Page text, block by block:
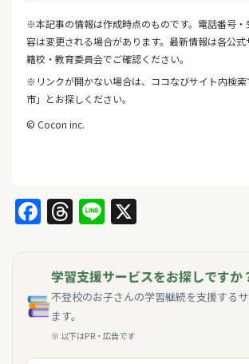
※本記事の情報は作成時点のものです。電話番号・
容は変更される場合があります。最新情報は各公
籍校・教育委員会でご確認ください。
※リンクが開かない場合は、ココなびサイト内検索
市」とお探しください。
© Cocon inc.
Facebook
Threads
Line
学習支援サービスをお探しですか
不登校のお子さんの学習継続を支援する
ます。
※ 以下はPR・広告です